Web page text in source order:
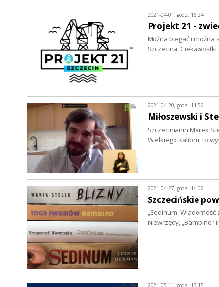
2021-04-01, godz. 16:24
Projekt 21 -
Można biegać i można
Szczecina.
2021-04-20, godz. 11:56
Miłoszewski i
Szczecinianin Marek
Wielkiego Kalibru, to
2021-04-27, godz. 14:02
Szczecińskie
„Sedinum. Wiadomość
Niewrzędy, „Bambino”
2021-05-11, godz. 13:15